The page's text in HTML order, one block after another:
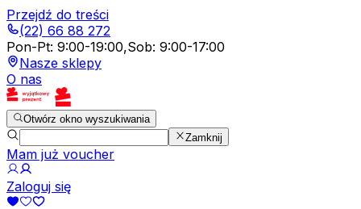
Przejdź do treści
(22) 66 88 272
Pon-Pt: 9:00-19:00,Sob: 9:00-17:00
Nasze sklepy
O nas
Otwórz okno wyszukiwania
Zamknij
Mam już voucher
Zaloguj się